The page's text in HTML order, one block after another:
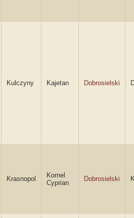
Kulczyny Kajetan Dobrosielski
Krasnopol
Kornel
Cyprian
Dobrosielski